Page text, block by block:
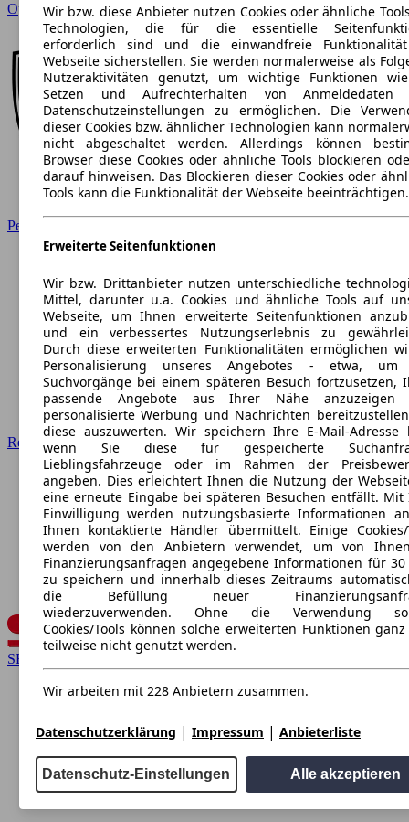
Opel
Peugeot
Renault
SEAT
Wir bzw. diese Anbieter nutzen Cookies oder ähnliche
Technologien, die für die essentielle
erforderlich sind und die einwandfreie
Webseite sicherstellen. Sie werden normalerweise als
Nutzeraktivitäten genutzt, um wichtige Funktionen
Setzen und Aufrechterhalten von Anmeldedaten
Datenschutzeinstellungen zu ermöglichen. Die
dieser Cookies bzw. ähnlicher Technologien kann
nicht abgeschaltet werden. Allerdings können
Browser diese Cookies oder ähnliche Tools blockieren
darauf hinweisen. Das Blockieren dieser Cookies oder
Tools kann die Funktionalität der Webseite beeinträchtigen.
Erweiterte Seitenfunktionen
Wir bzw. Drittanbieter nutzen unterschiedliche
Mittel, darunter u.a. Cookies und ähnliche Tools auf
Webseite, um Ihnen erweiterte Seitenfunktionen
und ein verbessertes Nutzungserlebnis zu
Durch diese erweiterten Funktionalitäten ermöglichen
Personalisierung unseres Angebotes - etwa, um
Suchvorgänge bei einem späteren Besuch fortzusetzen,
passende Angebote aus Ihrer Nähe anzuzeigen
personalisierte Werbung und Nachrichten
diese auszuwerten. Wir speichern Ihre E-Mail-Adresse
wenn Sie diese für gespeicherte
Lieblingsfahrzeuge oder im Rahmen der
angeben. Dies erleichtert Ihnen die Nutzung der
eine erneute Eingabe bei späteren Besuchen entfällt. Mit
Einwilligung werden nutzungsbasierte Informationen
Ihnen kontaktierte Händler übermittelt. Einige Cookies/
werden von den Anbietern verwendet, um von
Finanzierungsanfragen angegebene Informationen für 30
zu speichern und innerhalb dieses Zeitraums
die Befüllung neuer
wiederzuverwenden. Ohne die Verwendung
Cookies/Tools können solche erweiterten Funktionen
teilweise nicht genutzt werden.
Wir arbeiten mit 228 Anbietern zusammen.
Datenschutzerklärung | Impressum | Anbieterliste
Datenschutz-Einstellungen Alle akzeptieren